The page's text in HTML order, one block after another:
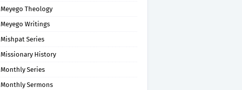
Meyego Theology
Meyego Writings
Mishpat Series
Missionary History
Monthly Series
Monthly Sermons